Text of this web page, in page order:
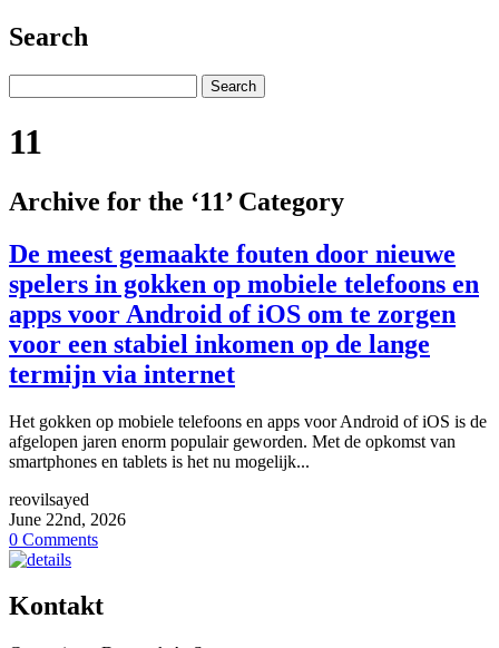
Search
11
Archive for the ‘11’ Category
De meest gemaakte fouten door nieuwe
spelers in gokken op mobiele telefoons en
apps voor Android of iOS om te zorgen
voor een stabiel inkomen op de lange
termijn via internet
Het gokken op mobiele telefoons en apps voor Android of iOS is de
afgelopen jaren enorm populair geworden. Met de opkomst van
smartphones en tablets is het nu mogelijk...
reovilsayed
June 22nd, 2026
0 Comments
Kontakt